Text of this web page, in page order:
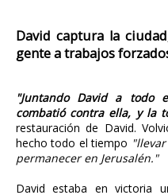
David captura la
gente a trabajos
"Juntando David a todo
combatió contra ella, y la
restauración de David.
hecho todo el tiempo
permanecer en Jerusalén."
David estaba en victoria